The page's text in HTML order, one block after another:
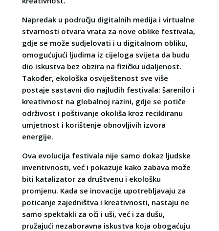
Napredak u području digitalnih medija i virtualne
stvarnosti otvara vrata za nove oblike festivala,
gdje se može sudjelovati i u digitalnom obliku,
omogućujući ljudima iz cijeloga svijeta da budu
dio iskustva bez obzira na fizičku udaljenost.
Također, ekološka osviještenost sve više
postaje sastavni dio najluđih festivala: šarenilo i
kreativnost na globalnoj razini, gdje se potiče
održivost i poštivanje okoliša kroz recikliranu
umjetnost i korištenje obnovljivih izvora
energije.
Ova evolucija festivala nije samo dokaz ljudske
inventivnosti, već i pokazuje kako zabava može
biti katalizator za društvenu i ekološku
promjenu. Kada se inovacije upotrebljavaju za
poticanje zajedništva i kreativnosti, nastaju ne
samo spektakli za oči i uši, već i za dušu,
pružajući nezaboravna iskustva koja obogaćuju